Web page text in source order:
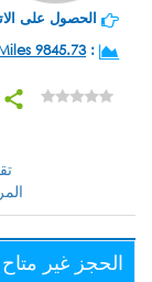
الحصول على
:
9845.73 Miles
الحجز غير متاح